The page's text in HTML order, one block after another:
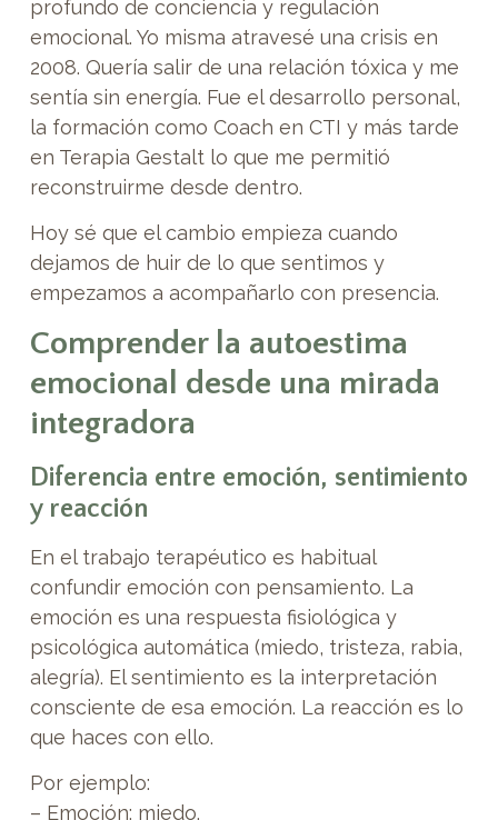
profundo de conciencia y regulación
emocional. Yo misma atravesé una crisis en
2008. Quería salir de una relación tóxica y me
sentía sin energía. Fue el desarrollo personal,
la formación como Coach en CTI y más tarde
en Terapia Gestalt lo que me permitió
reconstruirme desde dentro.
Hoy sé que el cambio empieza cuando
dejamos de huir de lo que sentimos y
empezamos a acompañarlo con presencia.
Comprender la autoestima
emocional desde una mirada
integradora
Diferencia entre emoción, sentimiento
y reacción
En el trabajo terapéutico es habitual
confundir emoción con pensamiento. La
emoción es una respuesta fisiológica y
psicológica automática (miedo, tristeza, rabia,
alegría). El sentimiento es la interpretación
consciente de esa emoción. La reacción es lo
que haces con ello.
Por ejemplo:
– Emoción: miedo.